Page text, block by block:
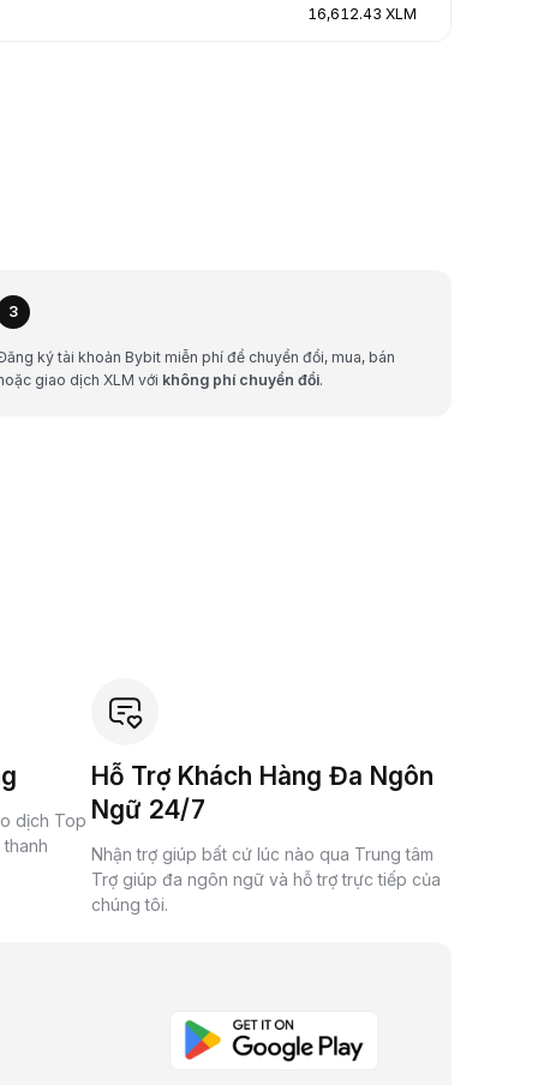
16,612.43 XLM
3
ký tài khoản Bybit miễn phí để chuyển đổi, mua, bán
giao dịch XLM với không phí chuyển đổi.
dịch Top
Hỗ Trợ Khách Hàng Đa Ngôn
Ngữ 24/7
Nhận trợ giúp bất cứ lúc nào qua Trung tâm
Trợ giúp đa ngôn ngữ và hỗ trợ trực tiếp của
chúng tôi.